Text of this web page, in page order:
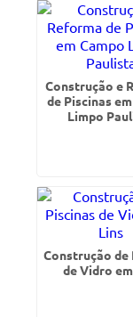
Construção e
de Piscinas
Limpo
Construção de
de Vidro